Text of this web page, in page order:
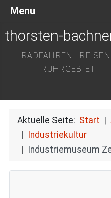
thorsten-
RADFAHREN |
RUHRGEBIET
Aktuelle Seite: Start
Industriekultur
Industriemuseum
Menu